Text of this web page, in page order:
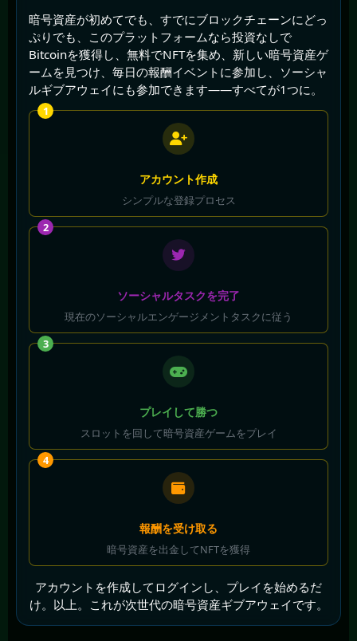
暗号資産が初めてでも、すでにブロックチェーンにどっ
ぷりでも、このプラットフォームなら投資なしで
Bitcoinを獲得し、無料でNFTを集め、新しい暗号資産ゲ
ームを見つけ、毎日の報酬イベントに参加し、ソーシャ
ルギブアウェイにも参加できます――すべてが1つに。
1
アカウント作成
シンプルな登録プロセス
2
ソーシャルタスクを完了
現在のソーシャルエンゲージメントタスクに従う
3
プレイして勝つ
スロットを回して暗号資産ゲームをプレイ
4
報酬を受け取る
暗号資産を出金してNFTを獲得
アカウントを作成してログインし、プレイを始めるだ
け。以上。これが次世代の暗号資産ギブアウェイです。